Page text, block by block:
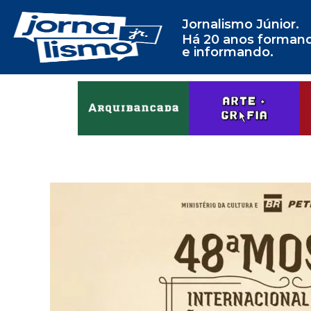
Jornalismo Júnior.
Há 20 anos
e informando.